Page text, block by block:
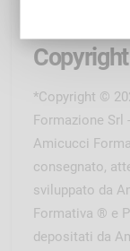
Copyright
*Copyright ©
Formazione
Amicucci
consegnato,
sviluppato da
Formativa ® e
depositati da